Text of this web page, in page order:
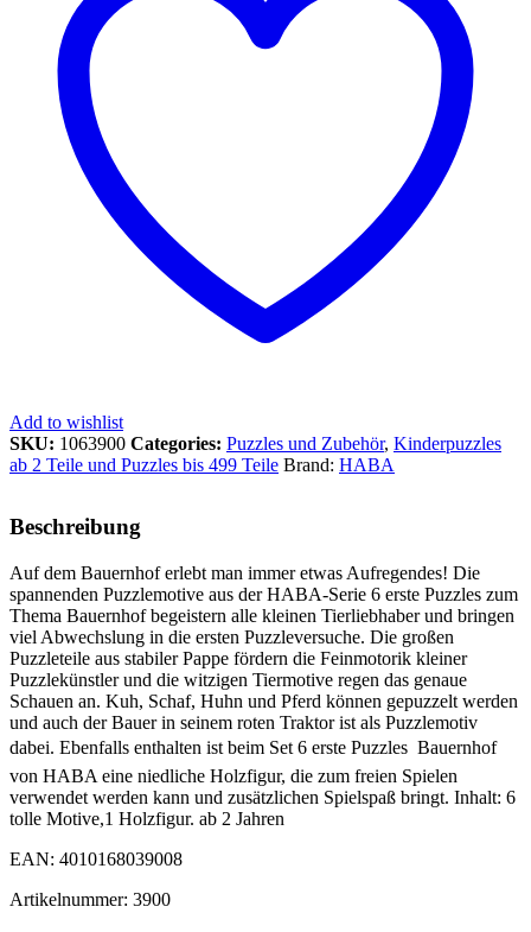
Add to wishlist
SKU: 1063900 Categories: Puzzles und Zubehör, Kinderpuzzles
ab 2 Teile und Puzzles bis 499 Teile Brand: HABA
Beschreibung
Auf dem Bauernhof erlebt man immer etwas Aufregendes! Die
spannenden Puzzlemotive aus der HABA-Serie 6 erste Puzzles zum
Thema Bauernhof begeistern alle kleinen Tierliebhaber und bringen
viel Abwechslung in die ersten Puzzleversuche. Die großen
Puzzleteile aus stabiler Pappe fördern die Feinmotorik kleiner
Puzzlekünstler und die witzigen Tiermotive regen das genaue
Schauen an. Kuh, Schaf, Huhn und Pferd können gepuzzelt werden
und auch der Bauer in seinem roten Traktor ist als Puzzlemotiv
dabei. Ebenfalls enthalten ist beim Set 6 erste Puzzles  Bauernhof
von HABA eine niedliche Holzfigur, die zum freien Spielen
verwendet werden kann und zusätzlichen Spielspaß bringt. Inhalt: 6
tolle Motive,1 Holzfigur. ab 2 Jahren
EAN: 4010168039008
Artikelnummer: 3900